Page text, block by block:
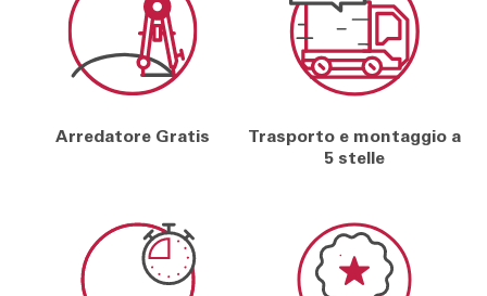
Arredatore Gratis
Trasporto e montaggio a
5 stelle